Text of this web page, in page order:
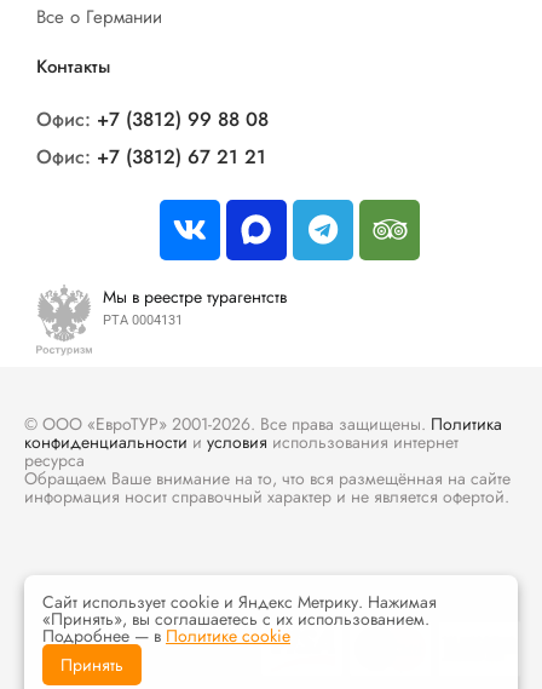
Все о Германии
Контакты
Офис: +7 (3812) 99 88 08
Офис: +7 (3812) 67 21 21
Мы в реестре турагентств
РТА 0004131
© ООО «ЕвроТУР» 2001-2026. Все права защищены. Политика
конфиденциальности и условия использования интернет
ресурса
Обращаем Ваше внимание на то, что вся размещённая на сайте
информация носит справочный характер и не является офертой.
Сайт использует cookie и Яндекс Метрику. Нажимая
«Принять», вы соглашаетесь с их использованием.
Подробнее — в Политике cookie
Принять